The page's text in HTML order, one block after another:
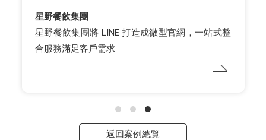
星野餐飲集團
星野餐飲集團將 LINE 打造成微型官網，一站式整
合服務滿足客戶需求
返回案例總覽